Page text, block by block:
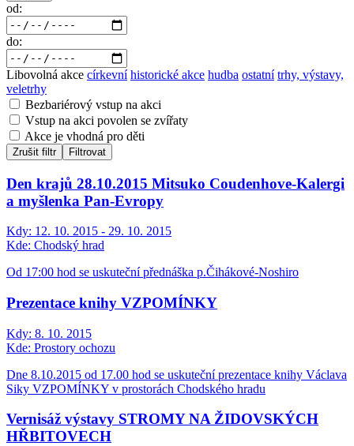
od:
do:
Libovolná akce církevní historické akce hudba ostatní trhy, výstavy,
veletrhy
Bezbariérový vstup na akci
Vstup na akci povolen se zvířaty
Akce je vhodná pro děti
Zrušit filtr Filtrovat
Den krajů 28.10.2015 Mitsuko Coudenhove-Kalergi
a myšlenka Pan-Evropy
Kdy: 12. 10. 2015 - 29. 10. 2015
Kde: Chodský hrad
Od 17:00 hod se uskuteční přednáška p.Čihákové-Noshiro
Prezentace knihy VZPOMÍNKY
Kdy: 8. 10. 2015
Kde: Prostory ochozu
Dne 8.10.2015 od 17.00 hod se uskuteční prezentace knihy Václava
Siky VZPOMÍNKY v prostorách Chodského hradu
Vernisáž výstavy STROMY NA ŽIDOVSKÝCH
HŘBITOVECH